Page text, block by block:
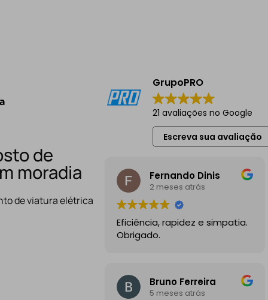
de
moradia
de viatura elétrica
GrupoPRO
21 avaliações no Google
Escreva sua avaliação
Fernando Dinis
2 meses atrás
Eficiência, rapidez e simpatia.
Obrigado.
Bruno Ferreira
5 meses atrás